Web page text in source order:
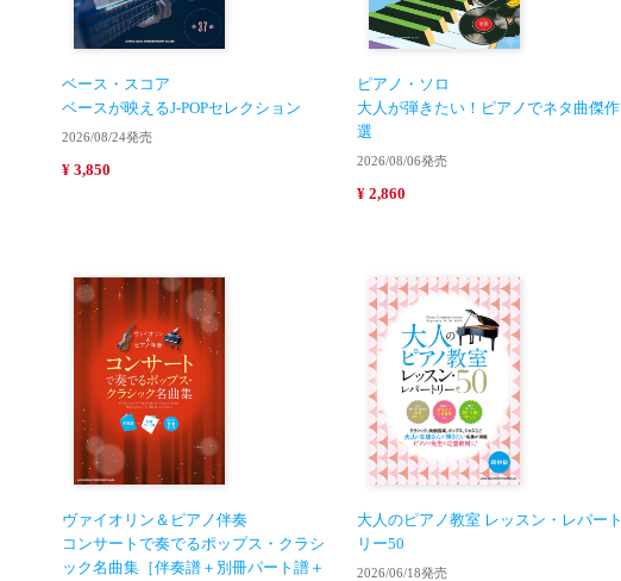
ベース・スコア
ベースが映えるJ-POPセレクション
2026/08/24発売
¥ 3,850
ピアノ・ソロ
大人が弾きたい！ピアノでネタ曲傑作
選
2026/08/06発売
¥ 2,860
ヴァイオリン＆ピアノ伴奏
コンサートで奏でるポップス・クラシ
ック名曲集［伴奏譜＋別冊パート譜＋
大人のピアノ教室 レッスン・レパート
リー50
2026/06/18発売